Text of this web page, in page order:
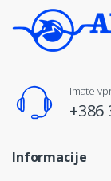
Imate
+386
Informacije